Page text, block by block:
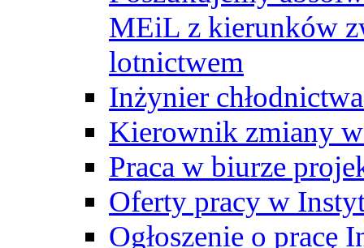
MEiL z kierunków
lotnictwem
Inżynier
Kierownik zmiany
Praca w biurze
Oferty pracy w
Ogłoszenie o pracę